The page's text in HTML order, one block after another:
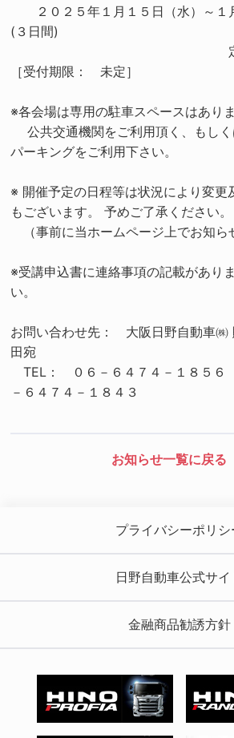
２０２５年１月１５日（水）～１
(３日間)
定員：
［受付期限： 未定］
※各会場は専用の駐車スペースはありま
公共交通機関をご利用頂く、もし
パーキングをご利用下さい。
※ 開催予定の日程等は状況により変更
もございます。 予めご了承ください。
（事前に当ホームページ上でお知ら
※受講申込書に連絡事項の記載があり
い。
お問い合わせ先： 大阪日野自動車㈱
田宛
TEL： ０６－６４７４－１８
－６４７４－１８４３
お知らせ一覧に戻る
プライバシーポリシ
日野自動車公式サイ
金融商品勧誘方針